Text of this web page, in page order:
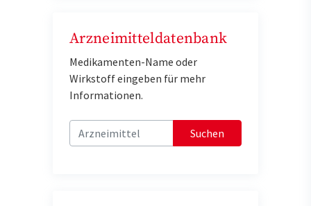
Arzneimitteldatenbank
Medikamenten-Name oder
Wirkstoff eingeben für mehr
Informationen.
Suchen